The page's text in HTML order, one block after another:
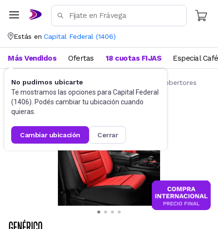
Estás en Capital Federal (1406)
No pudimos ubicarte
Te mostramos las opciones para Capital Federal
(1406). Podés cambiar tu ubicación cuando
quieras.
cambiar ubicación cerrar
Más Vendidos Ofertas 18 cuotas FIJAS Especial Café
Accesorios para autos y motos Fundas y cobertores